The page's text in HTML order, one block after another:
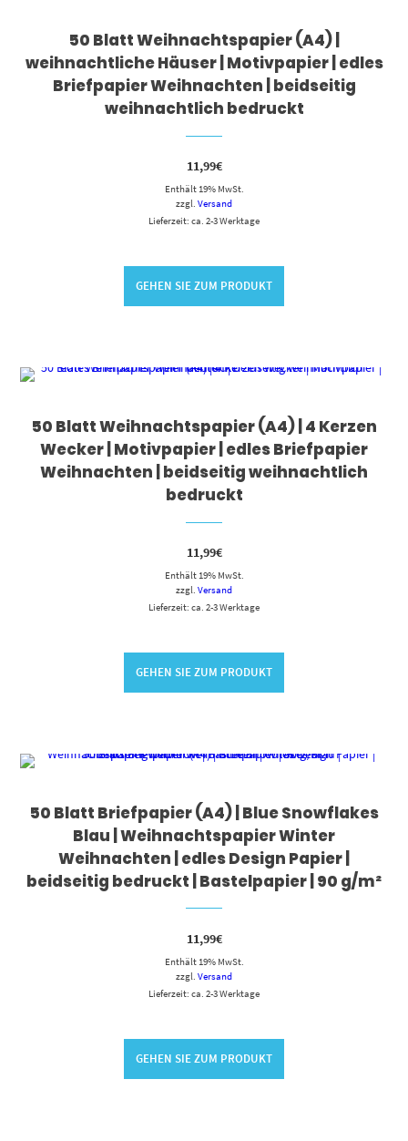
50 Blatt Weihnachtspapier (A4) |
weihnachtliche Häuser | Motivpapier | edles
Briefpapier Weihnachten | beidseitig
weihnachtlich bedruckt
11,99€
Enthält 19% MwSt.
zzgl. Versand
Lieferzeit: ca. 2-3 Werktage
GEHEN SIE ZUM PRODUKT
50 Blatt Weihnachtspapier (A4) | 4 Kerzen
Wecker | Motivpapier | edles Briefpapier
Weihnachten | beidseitig weihnachtlich
bedruckt
11,99€
Enthält 19% MwSt.
zzgl. Versand
Lieferzeit: ca. 2-3 Werktage
GEHEN SIE ZUM PRODUKT
50 Blatt Briefpapier (A4) | Blue Snowflakes
Blau | Weihnachtspapier Winter
Weihnachten | edles Design Papier |
beidseitig bedruckt | Bastelpapier | 90 g/m²
11,99€
Enthält 19% MwSt.
zzgl. Versand
Lieferzeit: ca. 2-3 Werktage
GEHEN SIE ZUM PRODUKT